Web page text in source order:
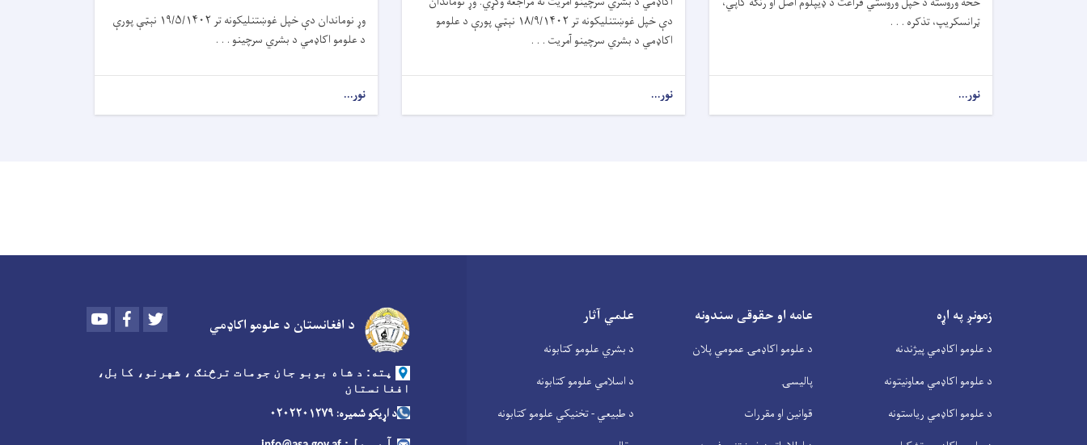
ټرانسکریپ، تذکره . . .
نور...
دې خپل غوښتنلیکونه تر ۱۸/۹/۱۴۰۲ نېټې پورې د علومو
اکاډمي د بشري سرچینو آمریت . . .
نور...
وړ نوماندان دې خپل غوښتنلیکونه تر ۱۹/۵/۱۴۰۲ نېټې پورې
د علومو اکاډمي د بشري سرچینو . . .
نور...
زمونږ په اړه
د علومو اکاډمي پیژندنه
د علومو اکاډمي معاونیتونه
د علومو اکاډمي ریاستونه
عامه او حقوقی سندونه
د علومو اکاډمۍ عمومي پلان
پالیسۍ
قوانین او مقررات
علمي آثار
د بشري علومو کتابونه
د اسلامي علومو کتابونه
د طبیعي - تخنیکي علومو کتابونه
د افغانستان د علومو اکاډمي Youtube Facebook
پته: د شاه بوبو جان جومات ترڅنګ ، شهرنو، کابل،
افغانستان
د اړیکو شمیره: ۰۲۰۲۲۰۱۲۷۹